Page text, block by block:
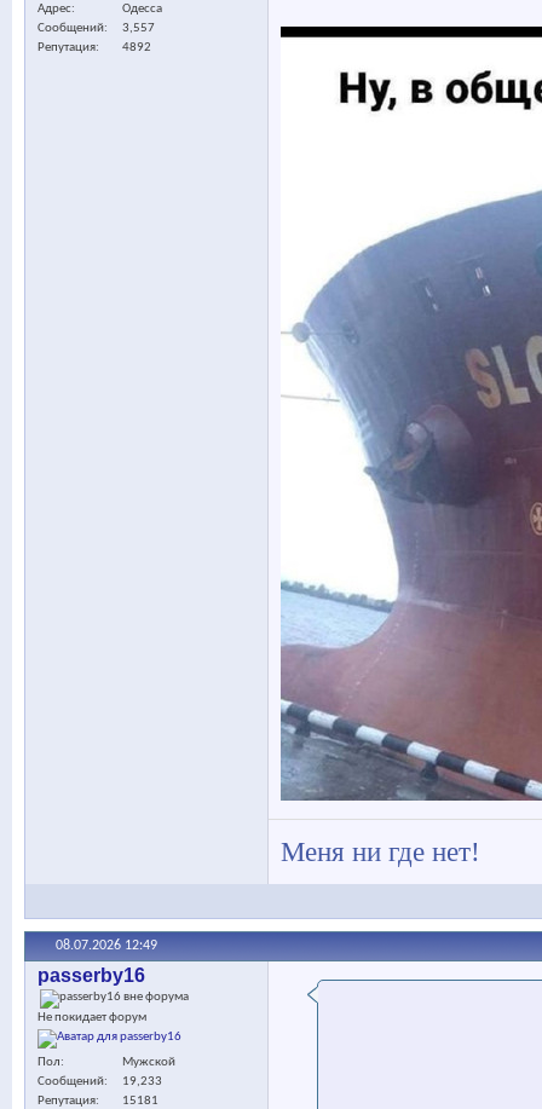
Адрес
Одесса
Сообщений
3,557
Репутация
4892
Меня ни где нет!
08.07.2026 12:49
passerby16
Не покидает форум
Пол
Мужской
Сообщений
19,233
Репутация
15181